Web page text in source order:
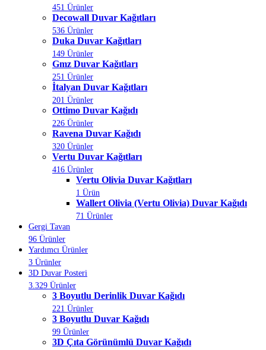
451 Ürünler
Decowall Duvar Kağıtları
536 Ürünler
Duka Duvar Kağıtları
149 Ürünler
Gmz Duvar Kağıtları
251 Ürünler
İtalyan Duvar Kağıtları
201 Ürünler
Ottimo Duvar Kağıdı
226 Ürünler
Ravena Duvar Kağıdı
320 Ürünler
Vertu Duvar Kağıtları
416 Ürünler
Vertu Olivia Duvar Kağıtları
1 Ürün
Wallert Olivia (Vertu Olivia) Duvar Kağıdı
71 Ürünler
Gergi Tavan
96 Ürünler
Yardımcı Ürünler
3 Ürünler
3D Duvar Posteri
3.329 Ürünler
3 Boyutlu Derinlik Duvar Kağıdı
221 Ürünler
3 Boyutlu Duvar Kağıdı
99 Ürünler
3D Çıta Görünümlü Duvar Kağıdı